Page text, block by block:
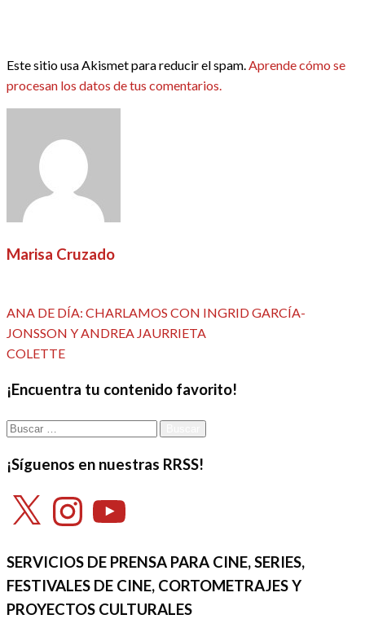
Este sitio usa Akismet para reducir el spam.Aprende cómo se
procesan los datos de tus comentarios.
Marisa Cruzado
Navegación
de
entradas
Entrada
anterior
ANA DE DÍA: CHARLAMOS CON INGRID GARCÍA-
JONSSON Y ANDREA JAURRIETA
Entrada
COLETTE
¡Encuentra tu contenido favorito!
Buscar:
¡Síguenos en nuestras RRSS!
X InstagramYouTube
SERVICIOS DE PRENSA PARA CINE, SERIES,
FESTIVALES DE CINE, CORTOMETRAJES Y
PROYECTOS CULTURALES